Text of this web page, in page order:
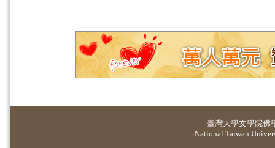
臺灣大學文學院佛
National Taiwan